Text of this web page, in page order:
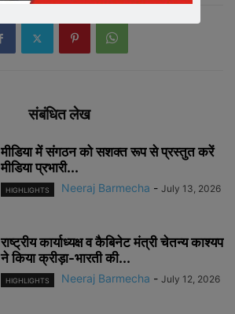
संबंधित लेख
मीडिया में संगठन को सशक्त रूप से प्रस्तुत करें
मीडिया प्रभारी...
HIGHLIGHTS Neeraj Barmecha - July 13, 2026
राष्ट्रीय कार्याध्यक्ष व कैबिनेट मंत्री चेतन्य काश्यप
ने किया क्रीड़ा-भारती की...
HIGHLIGHTS Neeraj Barmecha - July 12, 2026